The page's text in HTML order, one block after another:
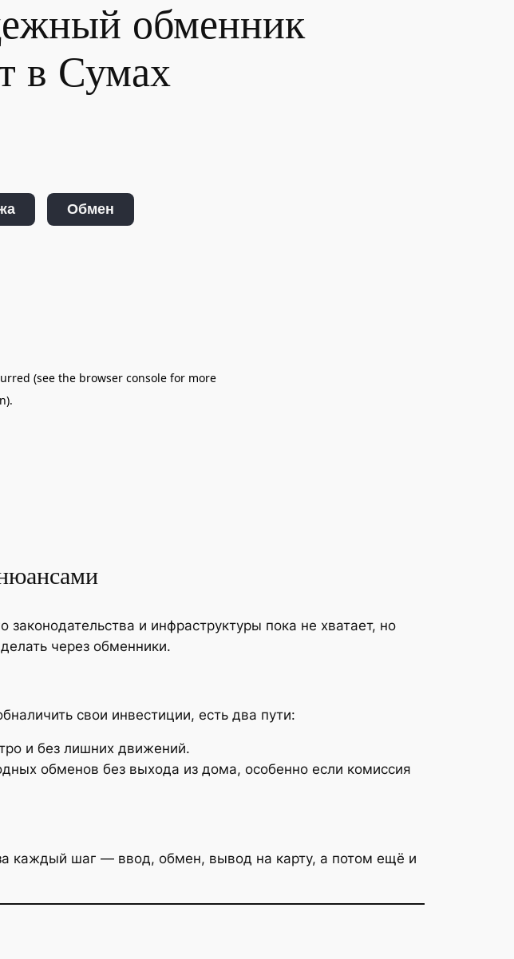
обменник
в Сумах
Обмен
и инфраструктуры пока не хватает, но
через обменники.
свои инвестиции, есть два пути:
и без лишних движений.
обменов без выхода из дома, особенно если комиссия
каждый шаг — ввод, обмен, вывод на карту, а потом ещё и